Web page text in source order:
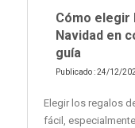
Cómo elegir
Navidad en
guía
Publicado : 24/12/
Elegir los regalos
fácil,